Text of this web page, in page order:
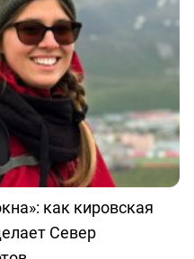
как кировская
Север